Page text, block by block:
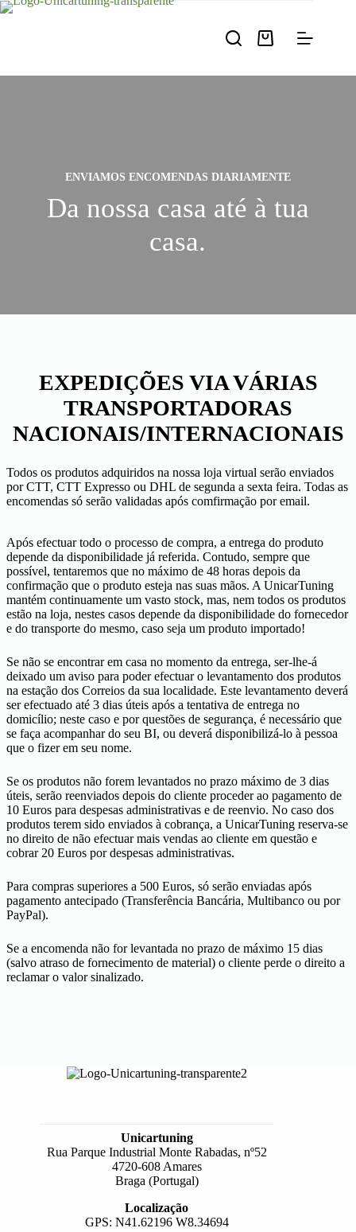
Pular
Carrinho
compras
ENVIAMOS ENCOMENDAS DIARIAMENTE
Da nossa casa até à tua
casa.
EXPEDIÇÕES VIA VÁRIAS
TRANSPORTADORAS
NACIONAIS/INTERNACIONAIS
Todos os produtos adquiridos na nossa loja virtual serão enviados
por CTT, CTT Expresso ou DHL de segunda a sexta feira. Todas as
encomendas só serão validadas após comfirmação por email.
Após efectuar todo o processo de compra, a entrega do produto
depende da disponibilidade já referida. Contudo, sempre que
possível, tentaremos que no máximo de 48 horas depois da
confirmação que o produto esteja nas suas mãos. A UnicarTuning
mantém continuamente um vasto stock, mas, nem todos os produtos
estão na loja, nestes casos depende da disponibilidade do fornecedor
e do transporte do mesmo, caso seja um produto importado!
Se não se encontrar em casa no momento da entrega, ser-lhe-á
deixado um aviso para poder efectuar o levantamento dos produtos
na estação dos Correios da sua localidade. Este levantamento deverá
ser efectuado até 3 dias úteis após a tentativa de entrega no
domicílio; neste caso e por questões de segurança, é necessário que
se faça acompanhar do seu BI, ou deverá disponibilizá-lo à pessoa
que o fizer em seu nome.
Se os produtos não forem levantados no prazo máximo de 3 dias
úteis, serão reenviados depois do cliente proceder ao pagamento de
10 Euros para despesas administrativas e de reenvio. No caso dos
produtos terem sido enviados à cobrança, a UnicarTuning reserva-se
no direito de não efectuar mais vendas ao cliente em questão e
cobrar 20 Euros por despesas administrativas.
Para compras superiores a 500 Euros, só serão enviadas após
pagamento antecipado (Transferência Bancária, Multibanco ou por
PayPal).
Se a encomenda não for levantada no prazo de máximo 15 dias
(salvo atraso de fornecimento de material) o cliente perde o direito a
reclamar o valor sinalizado.
Unicartuning
Rua Parque Industrial Monte Rabadas, nº52
4720-608 Amares
Braga (Portugal)
Localização
GPS: N41.62196 W8.34694